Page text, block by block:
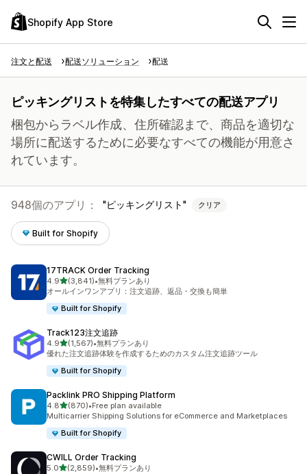
Shopify App Store
注文と配送 配送ソリューション 配送
ピッキングリストを特集したすべての配送アプリ
梱包からラベル作成、住所確認まで、商品を適切な
場所に配送するために必要なすべての機能が用意さ
れています。
948個のアプリ： ピッキングリスト クリア
Built for Shopify
17TRACK Order Tracking
4.95つ星中
(3,841)
合計レビュー数：3841件
•無料プランあり
オールインワンアプリ：注文追跡、返品・交換も簡単
Built for Shopify
Track123注文追跡
4.95つ星中
(1,567)
合計レビュー数：1567件
•無料プランあり
優れた注文追跡体験を作成するためのカスタム注文追跡ツール
Built for Shopify
Packlink PRO Shipping Platform
4.85つ星中
(870)
合計レビュー数：870件
•Free plan available
Multicarrier Shipping Solutions for eCommerce and Marketplaces
Built for Shopify
CWILL Order Tracking
5.05つ星中
(2,859)
合計レビュー数：2859件
•無料プランあり